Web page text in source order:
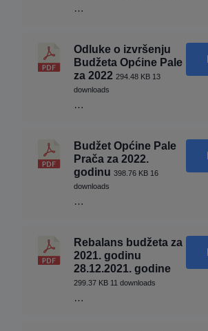
…
Odluke o izvršenju
Budžeta Općine Pale
za 2022 294.48 KB 13
downloads
…
Budžet Općine Pale
Prača za 2022.
godinu 398.76 KB 16
downloads
…
Rebalans budžeta za
2021. godinu
28.12.2021. godine
299.37 KB 11 downloads
…